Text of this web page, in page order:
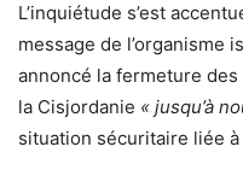
L’inquiétude s’est
message de l’organisme
annoncé la fermeture
la Cisjordanie « jusqu’à
situation sécuritaire liée à